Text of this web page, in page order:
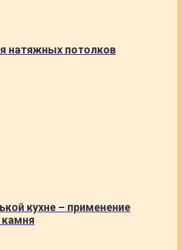
натяжных потолков
кухне – применение
камня